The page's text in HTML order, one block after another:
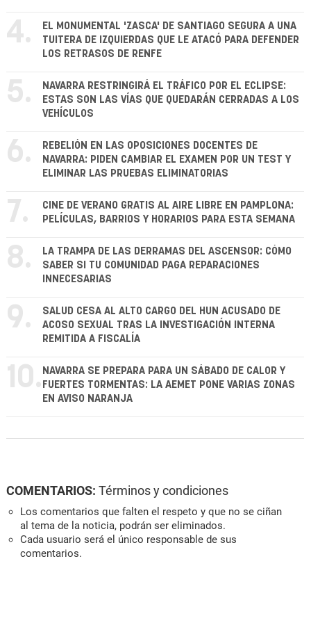
4.
EL MONUMENTAL 'ZASCA' DE SANTIAGO SEGURA A UNA
TUITERA DE IZQUIERDAS QUE LE ATACÓ PARA DEFENDER
LOS RETRASOS DE RENFE
5.
NAVARRA RESTRINGIRÁ EL TRÁFICO POR EL ECLIPSE:
ESTAS SON LAS VÍAS QUE QUEDARÁN CERRADAS A LOS
VEHÍCULOS
6.
REBELIÓN EN LAS OPOSICIONES DOCENTES DE
NAVARRA: PIDEN CAMBIAR EL EXAMEN POR UN TEST Y
ELIMINAR LAS PRUEBAS ELIMINATORIAS
7.
CINE DE VERANO GRATIS AL AIRE LIBRE EN PAMPLONA:
PELÍCULAS, BARRIOS Y HORARIOS PARA ESTA SEMANA
8.
LA TRAMPA DE LAS DERRAMAS DEL ASCENSOR: CÓMO
SABER SI TU COMUNIDAD PAGA REPARACIONES
INNECESARIAS
9.
SALUD CESA AL ALTO CARGO DEL HUN ACUSADO DE
ACOSO SEXUAL TRAS LA INVESTIGACIÓN INTERNA
REMITIDA A FISCALÍA
10. NAVARRA SE PREPARA PARA UN SÁBADO DE CALOR Y
FUERTES TORMENTAS: LA AEMET PONE VARIAS ZONAS
EN AVISO NARANJA
COMENTARIOS: Términos y condiciones
Los comentarios que falten el respeto y que no se ciñan
al tema de la noticia, podrán ser eliminados.
Cada usuario será el único responsable de sus
comentarios.